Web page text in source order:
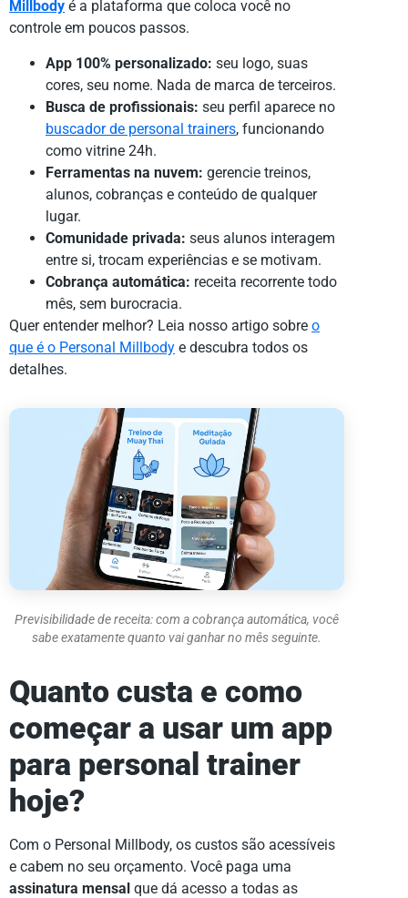
Millbody é a plataforma que coloca você no
controle em poucos passos.
App 100% personalizado: seu logo, suas
cores, seu nome. Nada de marca de terceiros.
Busca de profissionais: seu perfil aparece no
buscador de personal trainers, funcionando
como vitrine 24h.
Ferramentas na nuvem: gerencie treinos,
alunos, cobranças e conteúdo de qualquer
lugar.
Comunidade privada: seus alunos interagem
entre si, trocam experiências e se motivam.
Cobrança automática: receita recorrente todo
mês, sem burocracia.
Quer entender melhor? Leia nosso artigo sobre o
que é o Personal Millbody e descubra todos os
detalhes.
Previsibilidade de receita: com a cobrança automática, você
sabe exatamente quanto vai ganhar no mês seguinte.
Quanto custa e como
começar a usar um app
para personal trainer
hoje?
Com o Personal Millbody, os custos são acessíveis
e cabem no seu orçamento. Você paga uma
assinatura mensal que dá acesso a todas as